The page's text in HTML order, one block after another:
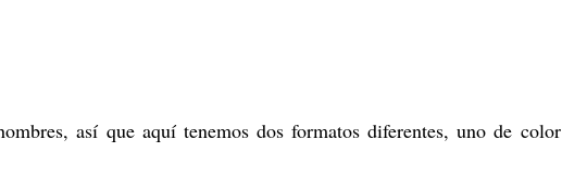
así que aquí tenemos dos formatos diferentes, uno de color